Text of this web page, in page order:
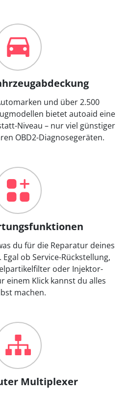
und über 2.500
bietet autoaid eine
Niveau – nur viel günstiger
OBD2-Diagnosegeräten.
du für die Reparatur deines
ob Service-Rückstellung,
oder Injektor-
einem Klick kannst du alles
machen.
Multiplexer